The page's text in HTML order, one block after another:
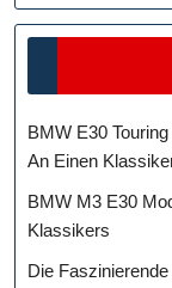
BMW E30
An Einen
BMW M3 E30
Klassikers
Die